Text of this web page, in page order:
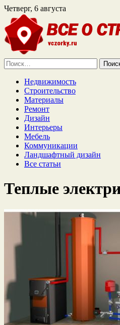
Четверг, 6 августа
Найти:
Недвижимость
Строительство
Материалы
Ремонт
Дизайн
Интерьеры
Мебель
Коммуникации
Ландшафтный дизайн
Все статьи
Теплые